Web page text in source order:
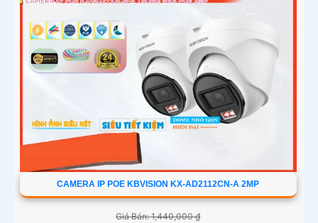
CAMERA IP POE KBVISION KX-AD2112CN-A 2MP
Giá Bán: 1,440,000 ₫